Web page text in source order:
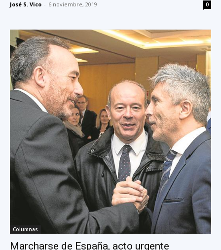
José S. Vico - 6 noviembre, 2019 0
Columnas
Marcharse de España, acto urgente